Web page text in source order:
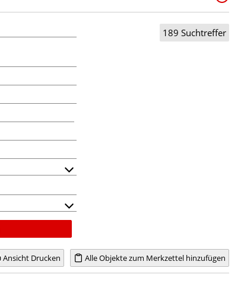
189 Suchtreffer
Alle Objekte zum Merkzettel hinzufügen
Ansicht Drucken